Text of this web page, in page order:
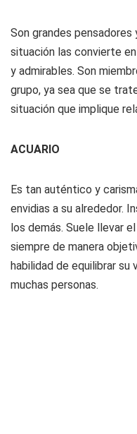
Son grandes pensadores
situación las convierte
y admirables. Son
grupo, ya sea que se
situación que implique
ACUARIO
Es tan auténtico y
envidias a su alrededor.
los demás. Suele llevar
siempre de manera
habilidad de equilibrar su
muchas personas.